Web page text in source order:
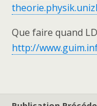
Que faire quand
http://